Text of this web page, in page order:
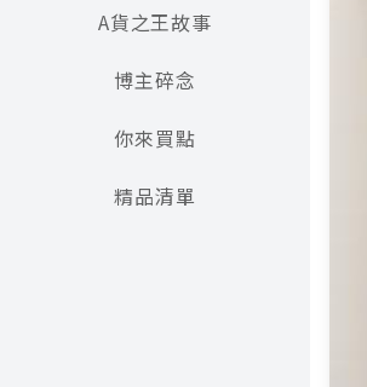
A貨之王故事
博主碎念
你來買點
精品清單